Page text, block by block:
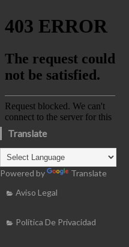
Translate
Powered by
Translate
Aviso Legal
Política De Privacidad